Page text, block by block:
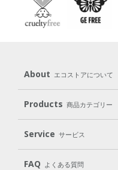
About エコストアについて
メッセージ ブラン
パッケージへのこ
Products 商品カテゴリー
Laundry
Cleaning
Service サービス
User Guide
FAQ よくある質問